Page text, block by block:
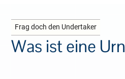
Frag doch den Undertaker
Was ist eine